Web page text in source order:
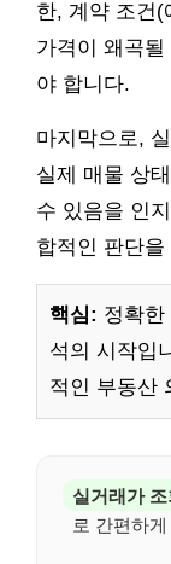
한, 계약 조건(
가격이 왜곡
야 합니다.
마지막으로,
실제 매물 상
수 있음을 인
합적인 판단
핵심: 정확한
석의 시작입
적인 부동산
실거래가 조
로 간편하